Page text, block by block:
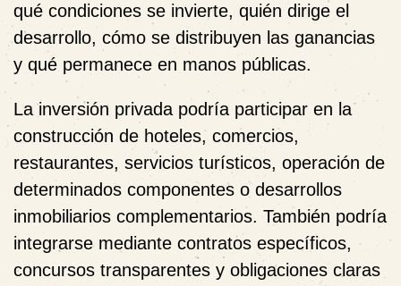
qué condiciones se invierte, quién dirige el
desarrollo, cómo se distribuyen las ganancias
y qué permanece en manos públicas.
La inversión privada podría participar en la
construcción de hoteles, comercios,
restaurantes, servicios turísticos, operación de
determinados componentes o desarrollos
inmobiliarios complementarios. También podría
integrarse mediante contratos específicos,
concursos transparentes y obligaciones claras